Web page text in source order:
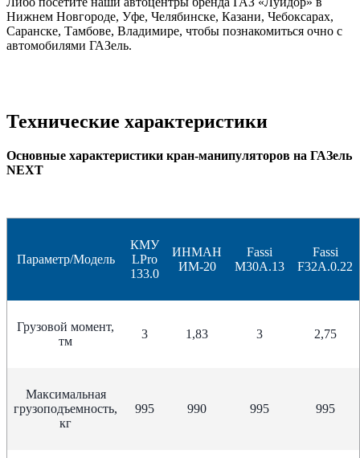
Нижнем Новгороде, Уфе, Челябинске, Казани, Чебоксарах,
Саранске, Тамбове, Владимире, чтобы познакомиться очно с
автомобилями ГАЗель.
Технические характеристики
Основные характеристики кран-манипуляторов на ГАЗель
NEXT
Параметр/Модель
КМУ
LPro
133.0
ИНМАН
ИМ-20
Fassi
M30A.13
Fassi
F32А.0.22
Грузовой момент,
тм
3 1,83 3 2,75
Максимальная
грузоподъемность,
кг
995 990 995 995